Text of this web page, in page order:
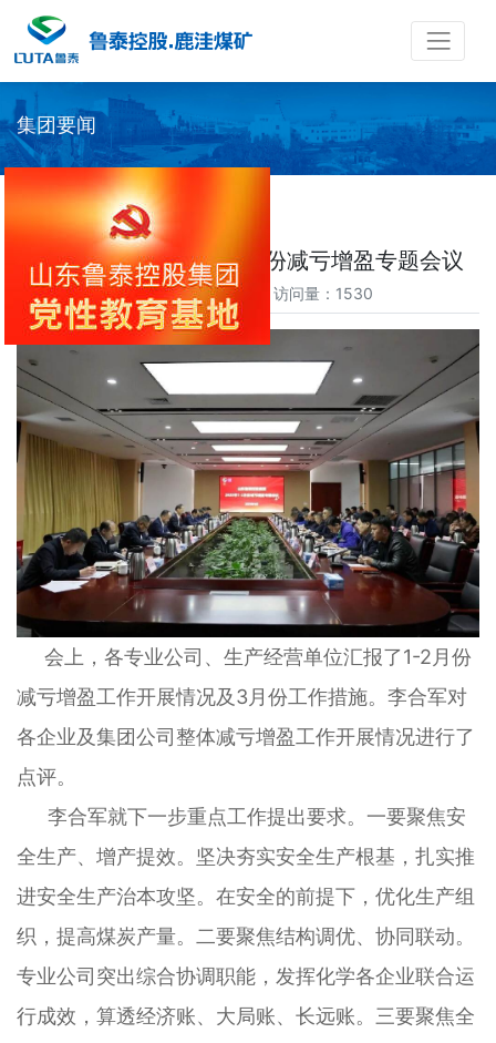
集团要闻
鲁泰控股集团召开1-2月份减亏增盈专题会议
时间：2025-03-06 访问量：1530
会上，各专业公司、生产经营单位汇报了1-2月份
减亏增盈工作开展情况及3月份工作措施。李合军对
各企业及集团公司整体减亏增盈工作开展情况进行了
点评。
李合军就下一步重点工作提出要求。一要聚焦安
全生产、增产提效。坚决夯实安全生产根基，扎实推
进安全生产治本攻坚。在安全的前提下，优化生产组
织，提高煤炭产量。二要聚焦结构调优、协同联动。
专业公司突出综合协调职能，发挥化学各企业联合运
行成效，算透经济账、大局账、长远账。三要聚焦全